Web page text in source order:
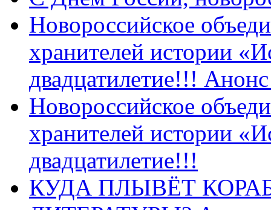
Новороссийское
хранителей истории
двадцатилетие!!!
Новороссийское
хранителей истории
двадцатилетие!!!
КУДА ПЛЫВЁТ